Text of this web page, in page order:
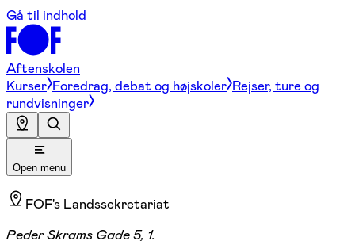
Gå til indhold
Aftenskolen
Kurser Foredrag, debat og højskoler Rejser, ture og
rundvisninger
Open menu
FOF's Landssekretariat
Peder Skrams Gade 5, 1.